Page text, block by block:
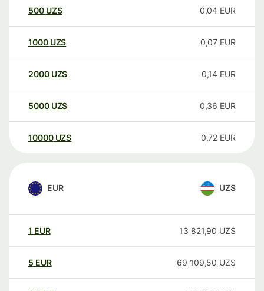
500 UZS 0,04 EUR
1000 UZS 0,07 EUR
2000 UZS 0,14 EUR
5000 UZS 0,36 EUR
10000 UZS 0,72 EUR
EUR UZS
1 EUR 13 821,90 UZS
5 EUR 69 109,50 UZS